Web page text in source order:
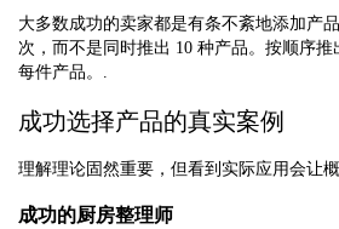
大多数成功的卖家都是有条不紊地添加产
次，而不是同时推出 10 种产品。按顺序
每件产品。.
成功选择产品的真实案例
理解理论固然重要，但看到实际应用会让概
成功的厨房整理师